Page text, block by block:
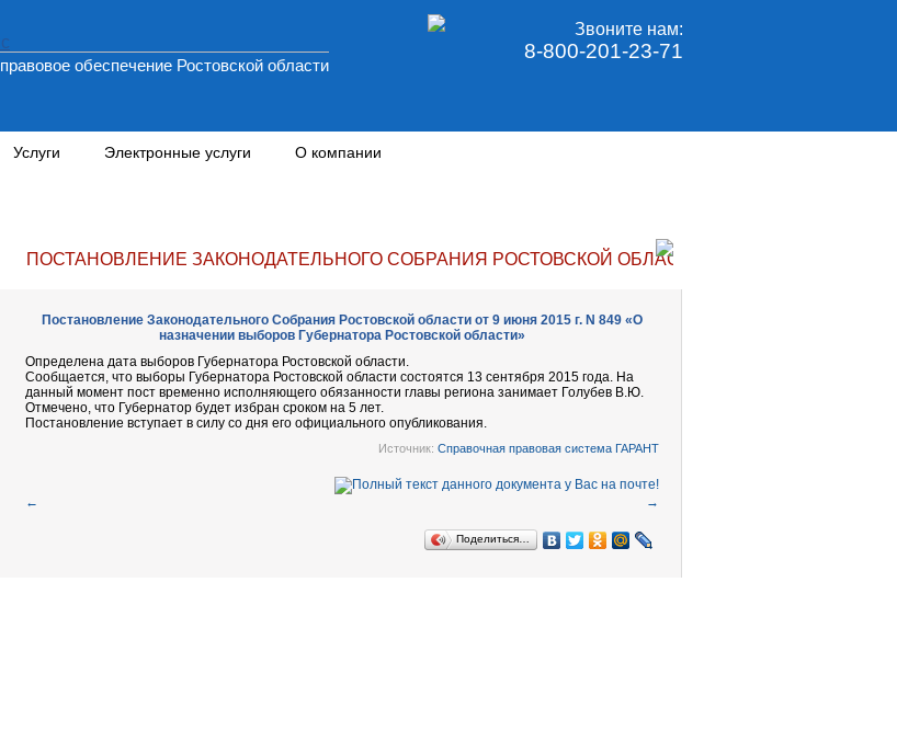
обеспечение Ростовской области
Звоните нам:
8-800-201-23-71
Услуги Электронные услуги О компании
ПОСТАНОВЛЕНИЕ ЗАКОНОДАТЕЛЬНОГО СОБРАНИЯ РОСТОВСКОЙ ОБЛАСТИ ОТ 9 ИЮНЯ 2015 Г.
Постановление Законодательного Собрания Ростовской области от 9 июня 2015 г. N 849 «О
назначении выборов Губернатора Ростовской области»
Определена дата выборов Губернатора Ростовской области.
Сообщается, что выборы Губернатора Ростовской области состоятся 13 сентября 2015 года. На
данный момент пост временно исполняющего обязанности главы региона занимает Голубев В.Ю.
Отмечено, что Губернатор будет избран сроком на 5 лет.
Постановление вступает в силу со дня его официального опубликования.
Источник: Справочная правовая система ГАРАНТ
← →
Поделиться…